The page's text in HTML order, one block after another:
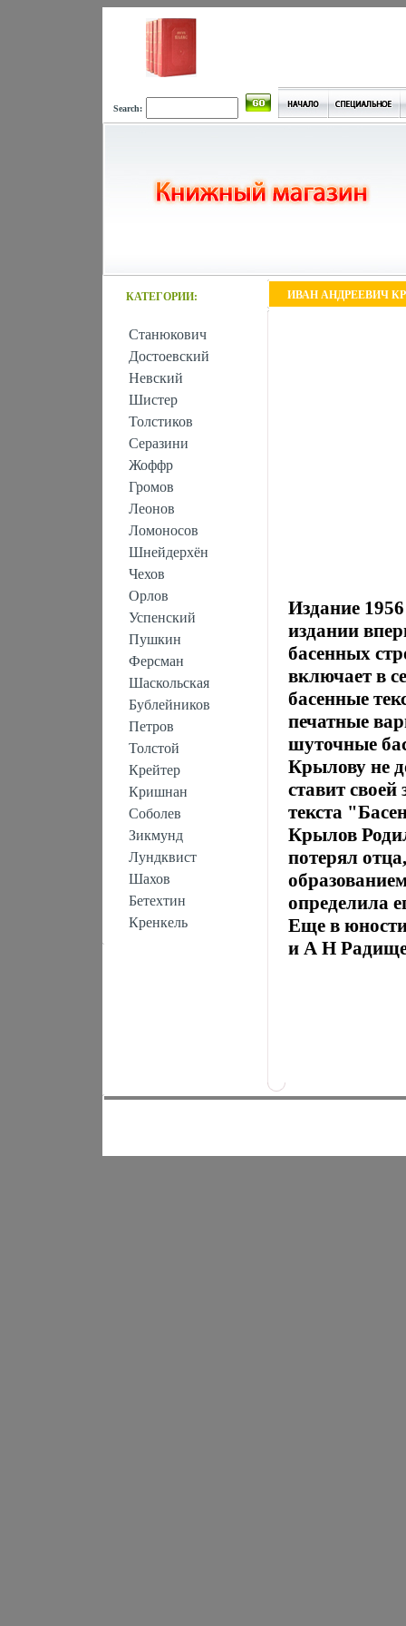
Search:
КАТЕГОРИИ:
Станюкович
Достоевский
Невский
Шистер
Толстиков
Серазини
Жоффр
Громов
Леонов
Ломоносов
Шнейдерхён
Чехов
Орлов
Успенский
Пушкин
Ферсман
Шаскольская
Бублейников
Петров
Толстой
Крейтер
Кришнан
Соболев
Зикмунд
Лундквист
Шахов
Бетехтин
Кренкель
ИВАН АНДРЕЕВИЧ
Издание
издании
басенных
включает в
басенные
печатные
шуточные
Крылову не
ставит своей
текста
Крылов
потерял
определила
Еще в
и А Н